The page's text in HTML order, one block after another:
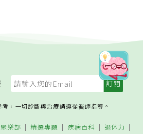
，一切診斷與治療請遵從醫師指導。
樂部 精選專題 疾病百科 退休力